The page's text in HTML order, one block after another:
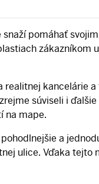
pomáhať
zákazníkom
realitnej kancelárie
súviseli i
na mape.
a
ulice. Vďaka